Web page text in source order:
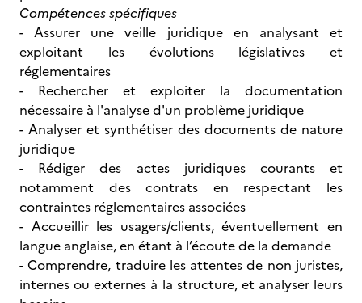
Compétences spécifiques
- Assurer une veille juridique en analysant et
exploitant les évolutions législatives et
réglementaires
- Rechercher et exploiter la documentation
nécessaire à l'analyse d'un problème juridique
- Analyser et synthétiser des documents de nature
juridique
- Rédiger des actes juridiques courants et
notamment des contrats en respectant les
contraintes réglementaires associées
- Accueillir les usagers/clients, éventuellement en
langue anglaise, en étant à l’écoute de la demande
- Comprendre, traduire les attentes de non juristes,
internes ou externes à la structure, et analyser leurs